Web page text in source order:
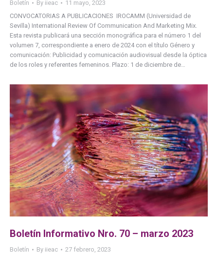
Boletín By iieac
11 mayo, 2023
CONVOCATORIAS A PUBLICACIONES IROCAMM (Universidad de
Sevilla) International Review Of Communication And Marketing Mix.
Esta revista publicará una sección monográfica para el número 1 del
volumen 7, correspondiente a enero de 2024 con el título Género y
comunicación: Publicidad y comunicación audiovisual desde la óptica
de los roles y referentes femeninos. Plazo: 1 de diciembre de…
Boletín Informativo Nro. 70 – marzo 2023
Boletín By iieac
27 febrero, 2023